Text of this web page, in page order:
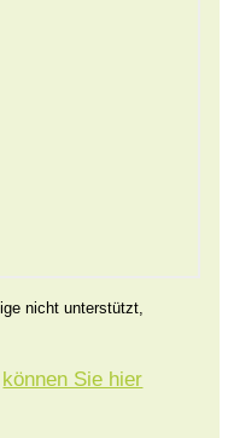
nicht unterstützt,
können Sie hier